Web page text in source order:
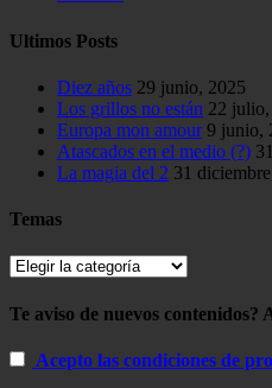
Ultimos Posts
Diez años 29 junio, 2025
Los grillos no están 22
Europa mon amour 9 junio,
Atascados en el medio (?)
La magia del 2 31
Temas
Temas
Te aviso de nuevos contenidos?
Acepto las condiciones de